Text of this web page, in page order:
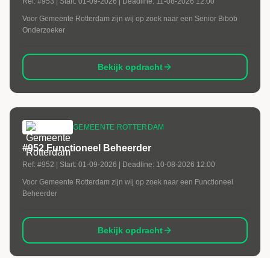
Voor Gemeente Rotterdam zijn wij op zoek naar een Senior Bibob
Onderzoeker
Bekijk opdracht
GEMEENTE ROTTERDAM
#952 Functioneel Beheerder
Ref: #952 | Start: 01-09-2026 | Deadline: 10-08-2026 12:00
Voor Gemeente Rotterdam zijn wij op zoek naar een Functioneel
Beheerder
Bekijk opdracht